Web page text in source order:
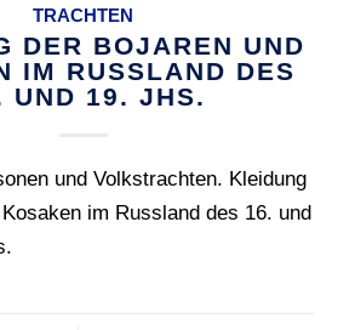
TRACHTEN
DER BOJAREN UND
IM RUSSLAND DES
UND 19. JHS.
und Volkstrachten. Kleidung
im Russland des 16. und